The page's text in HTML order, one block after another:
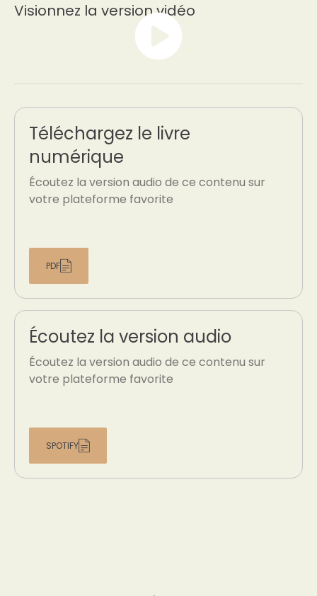
Visionnez la version vidéo
Téléchargez le livre
numérique
Écoutez la version audio de ce contenu sur
votre plateforme favorite
PDF
Écoutez la version audio
Écoutez la version audio de ce contenu sur
votre plateforme favorite
SPOTIFY